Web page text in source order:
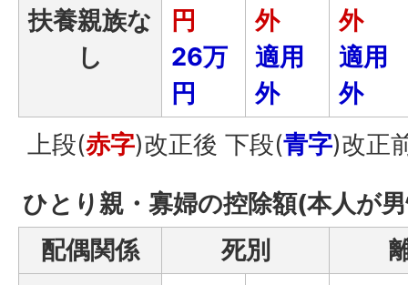
扶養親族な
し
円
26万
円
外
適用
外
外
適用
外
上段(赤字)改正後 下段(青字)改正
ひとり親・寡婦の控除額(本人が
配偶関係
死別